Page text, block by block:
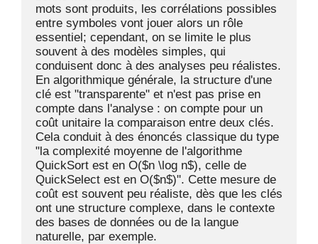
mots sont produits, les corrélations possibles
entre symboles vont jouer alors un rôle
essentiel; cependant, on se limite le plus
souvent à des modèles simples, qui
conduisent donc à des analyses peu réalistes.
En algorithmique générale, la structure d'une
clé est "transparente" et n'est pas prise en
compte dans l'analyse : on compte pour un
coût unitaire la comparaison entre deux clés.
Cela conduit à des énoncés classique du type
"la complexité moyenne de l'algorithme
QuickSort est en O($n \log n$), celle de
QuickSelect est en O($n$)". Cette mesure de
coût est souvent peu réaliste, dès que les clés
ont une structure complexe, dans le contexte
des bases de données ou de la langue
naturelle, par exemple.